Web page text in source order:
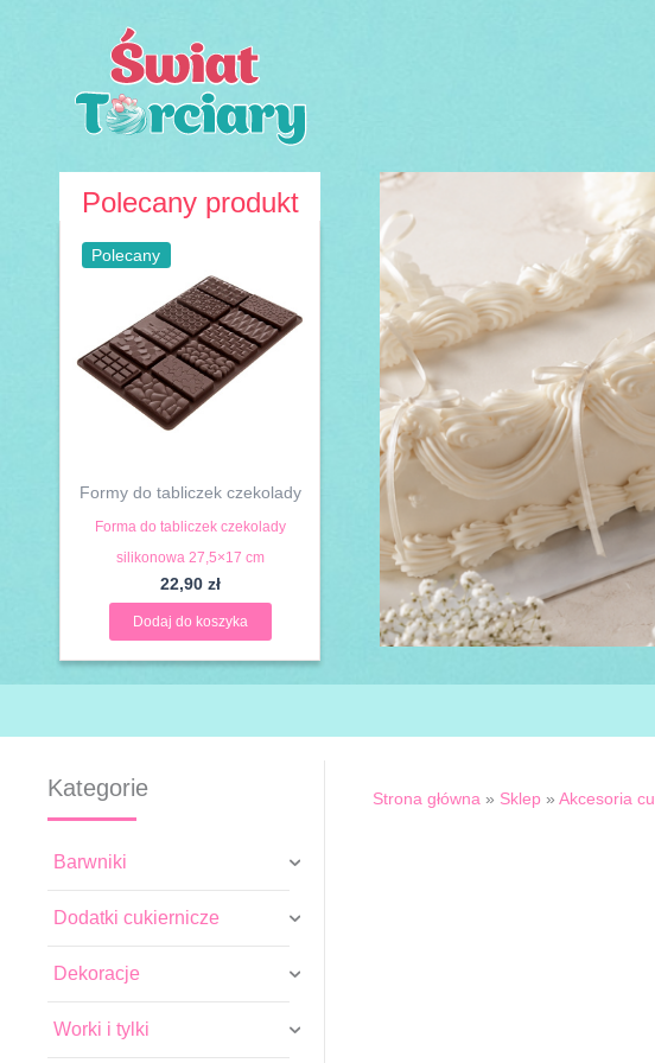
Polecany produkt
Polecany
Formy do tabliczek czekolady
Forma do tabliczek czekolady
silikonowa 27,5×17 cm
22,90 zł
Dodaj do koszyka
Kategorie
Barwniki
Dodatki cukiernicze
Dekoracje
Worki i tylki
Strona główna » Sklep » Akcesoria